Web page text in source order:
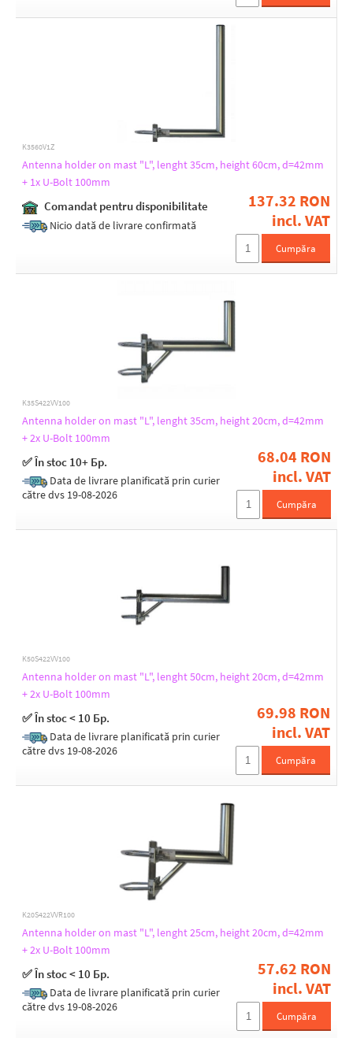
K3560V1Z
Antenna holder on mast "L", lenght 35cm, height 60cm, d=42mm
+ 1x U-Bolt 100mm
Comandat pentru disponibilitate
Nicio dată de livrare confirmată
137.32 RON
incl. VAT
Cumpăra
K35S422VV100
Antenna holder on mast "L", lenght 35cm, height 20cm, d=42mm
+ 2x U-Bolt 100mm
✅ În stoc 10+ Бр.
Data de livrare planificată prin curier
către dvs 19-08-2026
68.04 RON
incl. VAT
Cumpăra
K50S422VV100
Antenna holder on mast "L", lenght 50cm, height 20cm, d=42mm
+ 2x U-Bolt 100mm
✅ În stoc < 10 Бр.
Data de livrare planificată prin curier
către dvs 19-08-2026
69.98 RON
incl. VAT
Cumpăra
K20S422VVR100
Antenna holder on mast "L", lenght 25cm, height 20cm, d=42mm
+ 2x U-Bolt 100mm
✅ În stoc < 10 Бр.
Data de livrare planificată prin curier
către dvs 19-08-2026
57.62 RON
incl. VAT
Cumpăra